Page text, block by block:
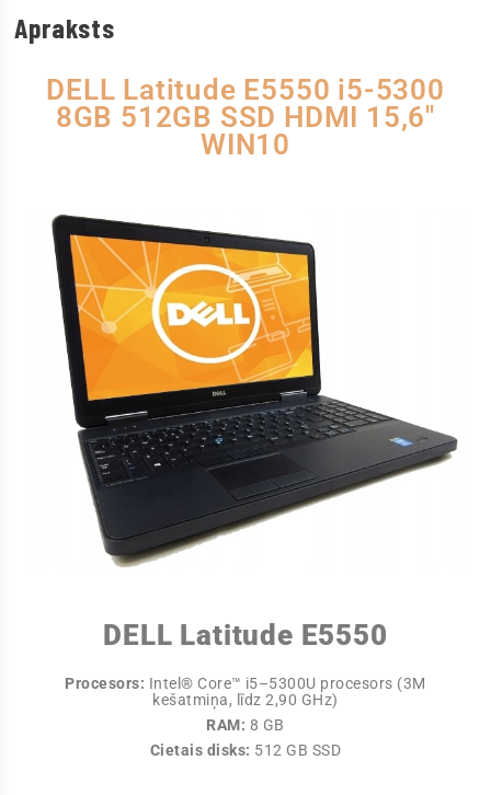
Apraksts
DELL Latitude E5550 i5-5300
8GB 512GB SSD HDMI 15,6″
WIN10
DELL Latitude E5550
Procesors: Intel® Core™ i5–5300U procesors (3M
kešatmiņa, līdz 2,90 GHz)
RAM: 8 GB
Cietais disks: 512 GB SSD